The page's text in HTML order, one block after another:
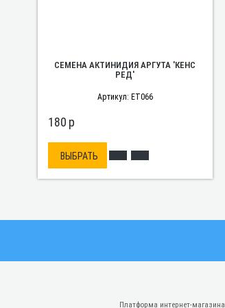
СЕМЕНА АКТИНИДИЯ АРГУТА 'КЕНС
РЕД'
Артикул: ET066
180 p
ВЫБРАТЬ
Платформа интернет-магазина